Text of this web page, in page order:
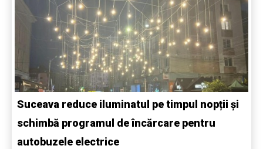
Suceava reduce iluminatul pe timpul nopții și
schimbă programul de încărcare pentru
autobuzele electrice